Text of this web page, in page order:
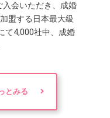
入会いただき、成婚
盟する日本最大級
て4,000社中、成婚
とみる